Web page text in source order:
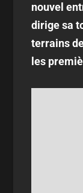
nouvel
dirige sa
terrains
les